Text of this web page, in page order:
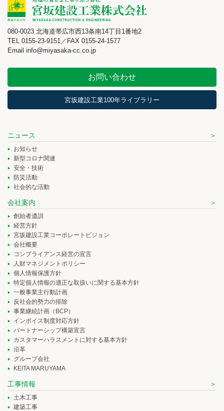
080-0023 北海道帯広市西13条南14丁目1番地2
TEL 0155-23-9151／FAX 0155-24-1577
Email info@miyasaka-cc.co.jp
お問い合わせ
宮坂建設工業100年ライブラリー
ニュース
お知らせ
新型コロナ関連
安全・技術
防災活動
社会的な活動
会社案内
創始者遺訓
経営方針
宮坂建設工業コーポレートビジョン
会社概要
コンプライアンス経営の宣言
人財マネジメントポリシー
個人情報保護方針
特定個人情報の適正な取扱いに関する基本方針
一般事業主行動計画
反社会的勢力の排除
事業継続計画（BCP）
インボイス制度対応方針
パートナーシップ構築宣言
カスタマーハラスメントに対する基本方針
沿革
グループ会社
KEITA MARUYAMA
工事情報
土木工事
建築工事